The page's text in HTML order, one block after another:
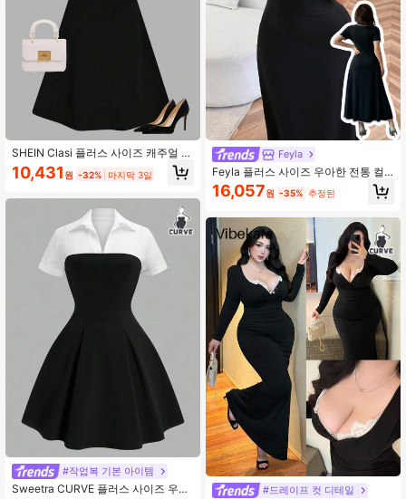
125K 팔로워
125K 팔로워
4.87 125K 팔로워
4.87 125K 팔로워
125K 팔로워
SHEIN Clasi 플러스 사이즈 캐주얼 출
퇴근 스트라이프 패치워크 드레스
10,431 원 -32% 마지막 3일
#작업복 기본 아이템
Sweetra CURVE 플러스 사이즈 우아
Feyla
Feyla 플러스 사이즈 우아한 전통 컬
러블록 트림 여름 드레스 워크웨어 블
랙 스승의 날 오피스 포멀 이브닝
16,057원 -35% 추정된
#드레이프 컷 디테일